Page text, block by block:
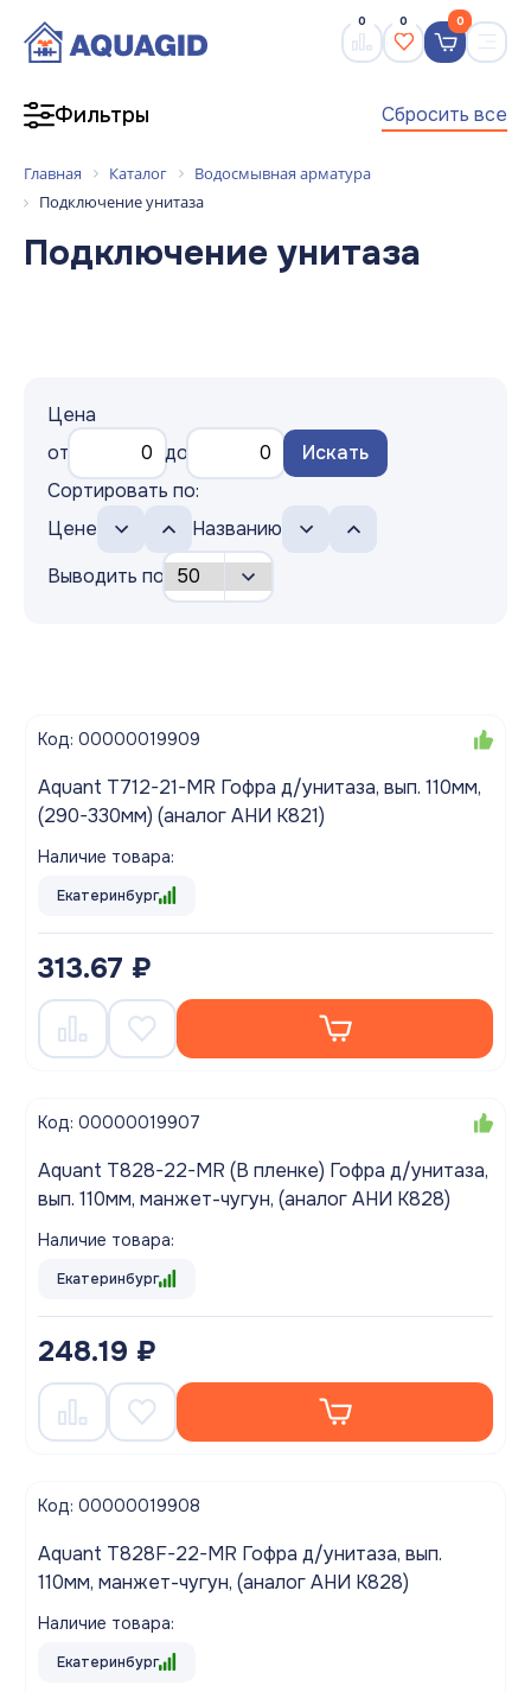
0 0 0
Фильтры Сбросить все
Главная Каталог
Водосмывная арматура
Подключение унитаза
Подключение унитаза
Цена
от
до
Искать
Сортировать по:
Цене
Названию
Выводить по
Код: 00000019909
Aquant T712-21-MR Гофра д/унитаза, вып. 110мм,
(290-330мм) (аналог АНИ K821)
Наличие товара:
Екатеринбург
313.67 ₽
Код: 00000019907
Aquant T828-22-MR (В пленке) Гофра д/унитаза,
вып. 110мм, манжет-чугун, (аналог АНИ K828)
Наличие товара:
Екатеринбург
248.19 ₽
Код: 00000019908
Aquant T828F-22-MR Гофра д/унитаза, вып.
110мм, манжет-чугун, (аналог АНИ K828)
Наличие товара:
Екатеринбург